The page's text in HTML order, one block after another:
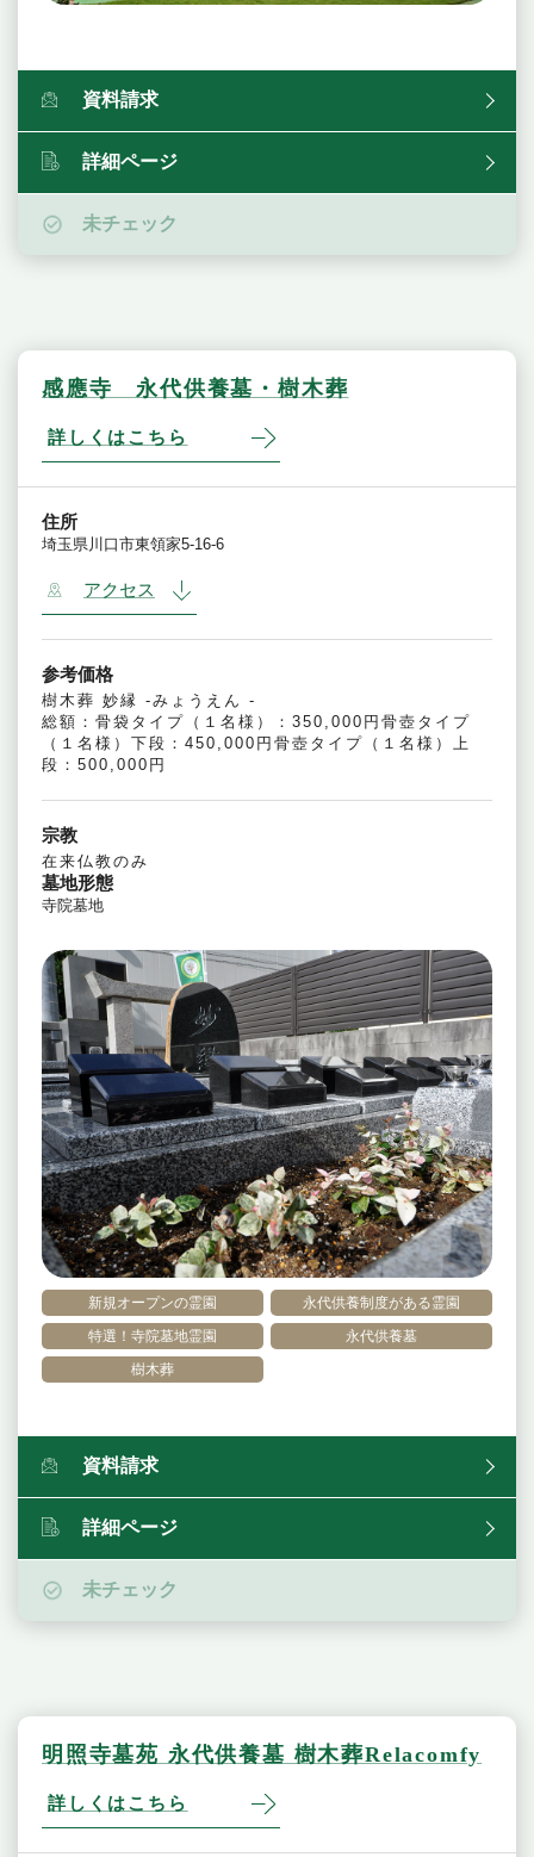
資料請求
詳細ページ
未チェック
感應寺 永代供養墓・樹木葬
詳しくはこちら
新規オープンの霊園
永代供養制度がある霊園
特選！寺院墓地霊園
永代供養墓
樹木葬
住所
埼玉県川口市東領家5-16-6
アクセス
参考価格
樹木葬 妙縁 -みょうえん -
総額：骨袋タイプ（１名様）：350,000円骨壺タイプ
（１名様）下段：450,000円骨壺タイプ（１名様）上
段：500,000円
宗教
在来仏教のみ
墓地形態
寺院墓地
資料請求
詳細ページ
未チェック
明照寺墓苑 永代供養墓 樹木葬Relacomfy
詳しくはこちら